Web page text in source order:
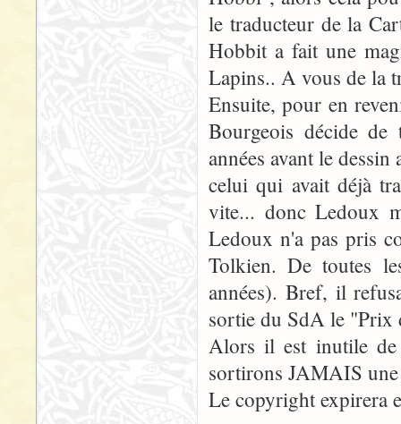
le traducteur de la
Hobbit a fait une
Lapins.. A vous de la
Ensuite, pour en
Bourgeois décide
années avant le
celui qui avait déjà
vite... donc Ledoux
Ledoux n'a pas pris
Tolkien. De toutes
années). Bref, il
sortie du SdA le "Prix
Alors il est inutile de
sortirons JAMAIS
Le copyright expirera